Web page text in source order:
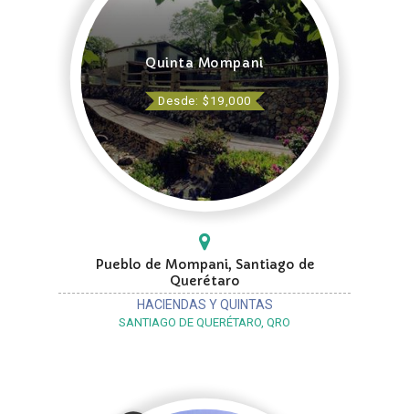
Quinta Mompani
Desde: $19,000
Pueblo de Mompani, Santiago de
Querétaro
HACIENDAS Y QUINTAS
SANTIAGO DE QUERÉTARO, QRO